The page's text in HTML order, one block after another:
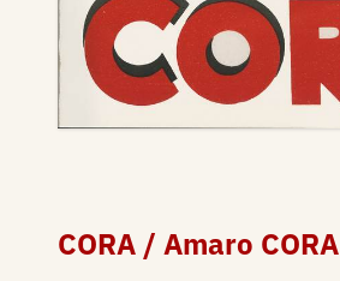
CORA / Amaro CORA